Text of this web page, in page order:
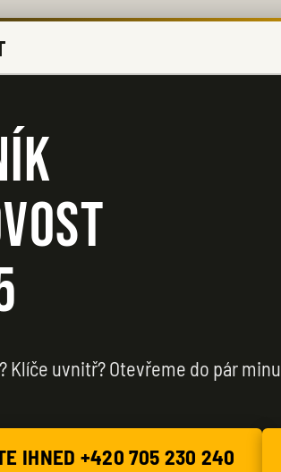
Klíče uvnitř? Otevřeme do pár
IHNED +420 705 230 240